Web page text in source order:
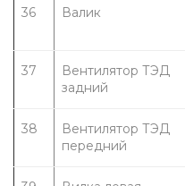
36 Валик
37
Вентилятор ТЭД
задний
38
Вентилятор ТЭД
передний